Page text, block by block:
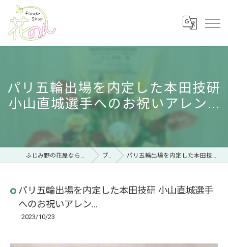
パリ五輪出場を内定した本田技研
小山直城選手へのお祝いアレン...
ふじみ野の花屋ならフラワーショップ 花のん ブログ パリ五輪出場を内定した本田技研 小山直城選手へのお祝いアレン...
パリ五輪出場を内定した本田技研 小山直城選手
へのお祝いアレン...
2023/10/23